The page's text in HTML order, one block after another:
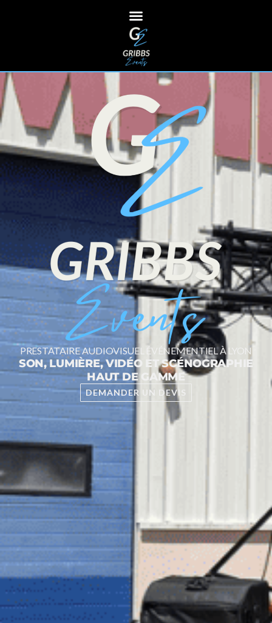
PRESTATAIRE AUDIOVISUEL ÉVÉNEMENTIEL À LYON
SON, LUMIÈRE, VIDÉO ET SCÉNOGRAPHIE
HAUT DE GAMME
DEMANDER UN DEVIS